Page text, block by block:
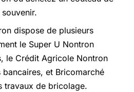
dispose de plusieurs
le Super U Nontron
le Crédit Agricole Nontron
et Bricomarché
travaux de bricolage.